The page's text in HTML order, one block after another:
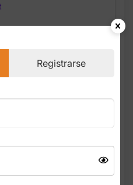
Registrarse